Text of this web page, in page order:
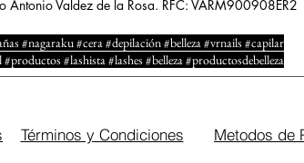
Valdez de la Rosa. RFC: VARM900908ER2
#nagaraku #cera #depilación #belleza #vrnails #capilar
#lashista #lashes #belleza #productosdebelleza
Términos y Condiciones Metodos de